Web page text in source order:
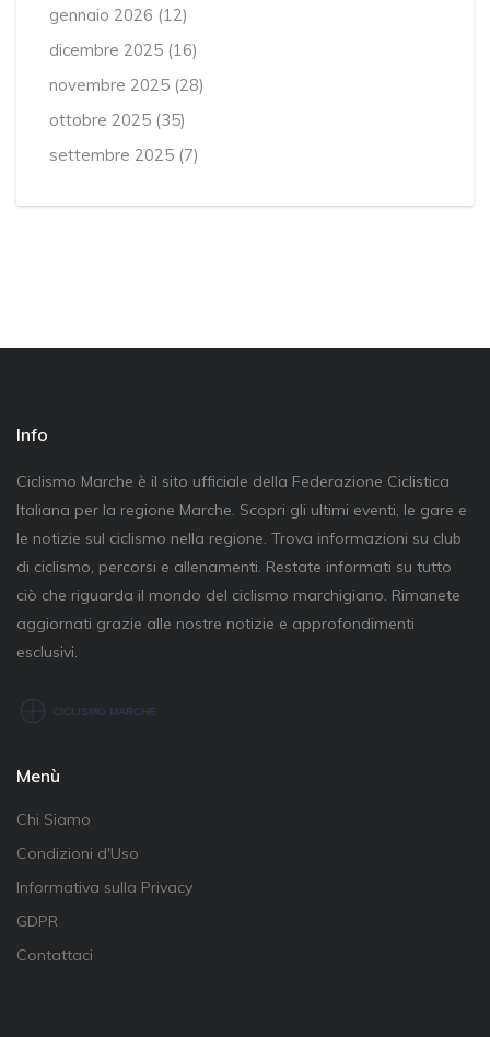
gennaio 2026 (12)
dicembre 2025 (16)
novembre 2025 (28)
ottobre 2025 (35)
settembre 2025 (7)
Info
Ciclismo Marche è il sito ufficiale della Federazione Ciclistica
Italiana per la regione Marche. Scopri gli ultimi eventi, le gare e
le notizie sul ciclismo nella regione. Trova informazioni su club
di ciclismo, percorsi e allenamenti. Restate informati su tutto
ciò che riguarda il mondo del ciclismo marchigiano. Rimanete
aggiornati grazie alle nostre notizie e approfondimenti
esclusivi.
Menù
Chi Siamo
Condizioni d'Uso
Informativa sulla Privacy
GDPR
Contattaci